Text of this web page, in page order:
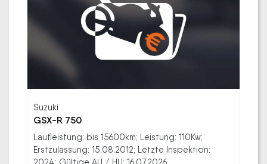
Suzuki
GSX-R 750
Laufleistung: bis 15600km; Leistung: 110Kw;
Erstzulassung: 15.08.2012; Letzte Inspektion:
2024; Gültige AU / HU: 16.07.2026